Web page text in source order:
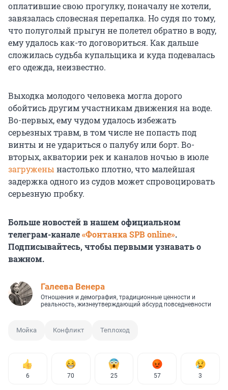
оплатившие свою прогулку, поначалу не хотели,
завязалась словесная перепалка. Но судя по тому,
что полуголый прыгун не полетел обратно в воду,
ему удалось как-то договориться. Как дальше
сложилась судьба купальщика и куда подевалась
его одежда, неизвестно.
Выходка молодого человека могла дорого
обойтись другим участникам движения на воде.
Во-первых, ему чудом удалось избежать
серьезных травм, в том числе не попасть под
винты и не удариться о палубу или борт. Во-
вторых, акватории рек и каналов ночью в июле
загружены настолько плотно, что малейшая
задержка одного из судов может спровоцировать
серьезную пробку.
Больше новостей в нашем официальном
телеграм-канале«Фонтанка SPB online».
Подписывайтесь, чтобы первыми узнавать о
важном.
Галеева Венера
Отношения и демография, традиционные ценности и
реальность, жизнеутверждающий абсурд повседневности
Мойка Конфликт Теплоход
6 70 25 57 3